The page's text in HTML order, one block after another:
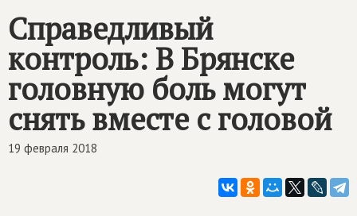
Контакты
Справедливый
контроль: В Брянске
головную боль могут
снять вместе с головой
19 февраля 2018